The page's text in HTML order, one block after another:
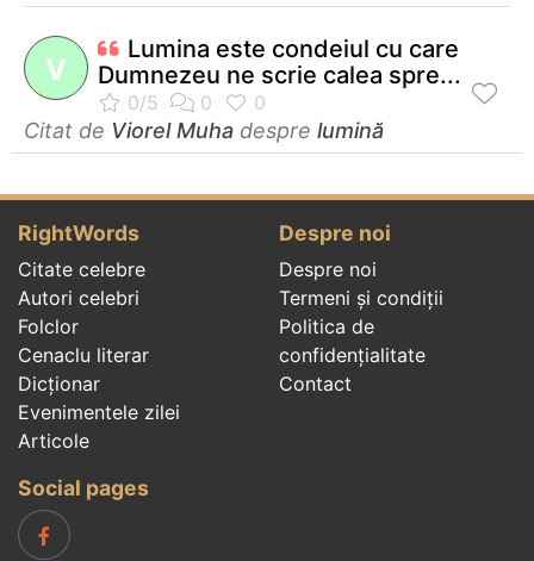
V
Lumina este condeiul cu care
Dumnezeu ne scrie calea spre...
Citat de Viorel Muha despre lumină
RightWords
Citate celebre
Autori celebri
Folclor
Cenaclu literar
Dicționar
Evenimentele zilei
Articole
Despre noi
Despre noi
Termeni și condiții
Politica de
confidenţialitate
Contact
Social pages